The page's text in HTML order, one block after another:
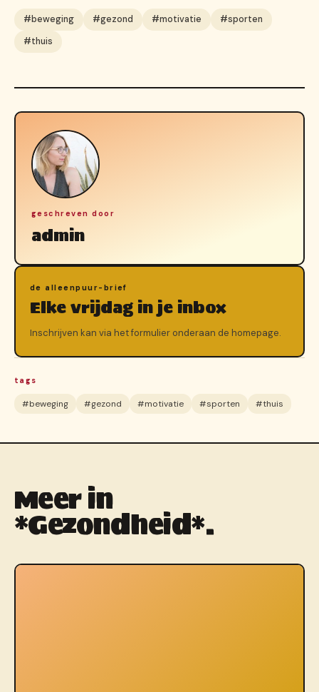
#beweging #gezond #motivatie
#sporten
#thuis
geschreven door
admin
de alleenpuur-brief
Elke vrijdag in je inbox
Inschrijven kan via het formulier onderaan de homepage.
tags
#beweging #gezond #motivatie #sporten #thuis
Meer in
*Gezondheid*.